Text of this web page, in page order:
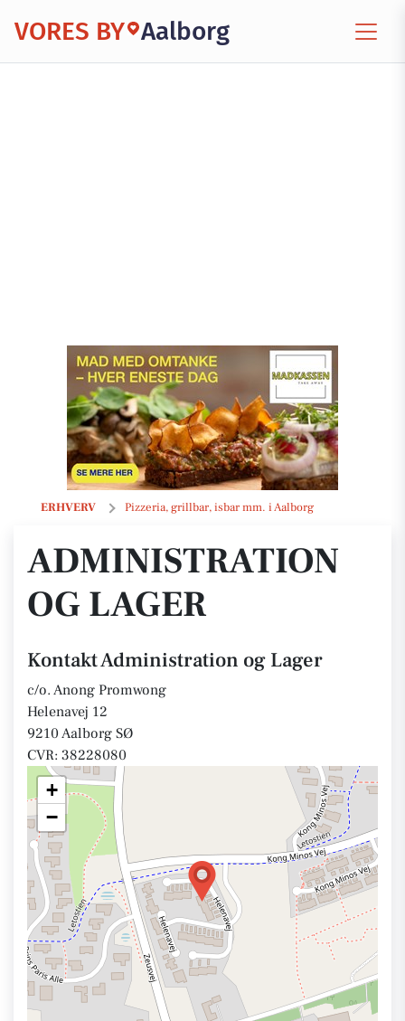
VORES BY Aalborg
ERHVERV Pizzeria, grillbar, isbar mm. i Aalborg
Administration og Lager
ADMINISTRATION
OG LAGER
Kontakt Administration og Lager
c/o. Anong Promwong
Helenavej 12
9210 Aalborg SØ
CVR: 38228080
+
−